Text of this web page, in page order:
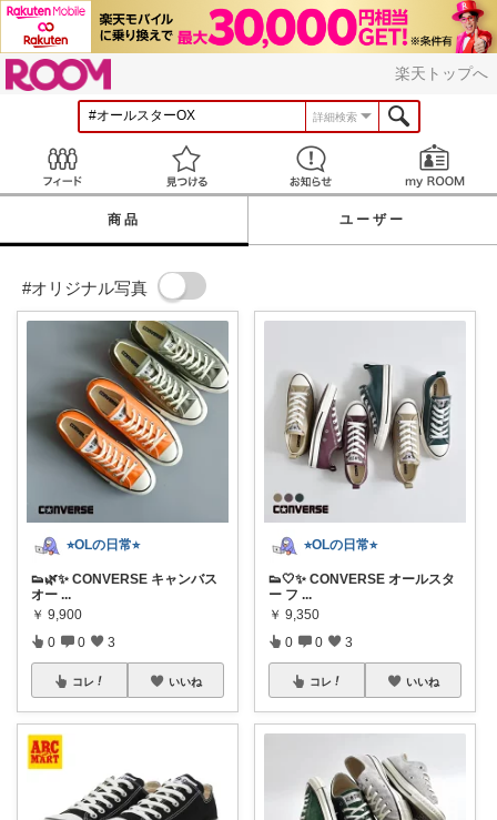
楽天トップへ
詳細検索
見つける お知らせ
商品 ユーザー
#オリジナル写真
⭐︎OLの日常⭐︎
👟🌿✨ CONVERSE キャンバス
オー ...
￥ 9,900
0 0 3
コレ いいね
⭐︎OLの日常⭐︎
👟🤍✨ CONVERSE オールスタ
ー フ ...
￥ 9,350
0 0 3
コレ いいね